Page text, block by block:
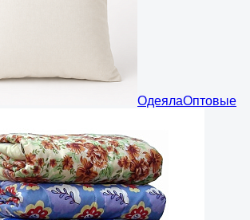
ОдеялаОптовые